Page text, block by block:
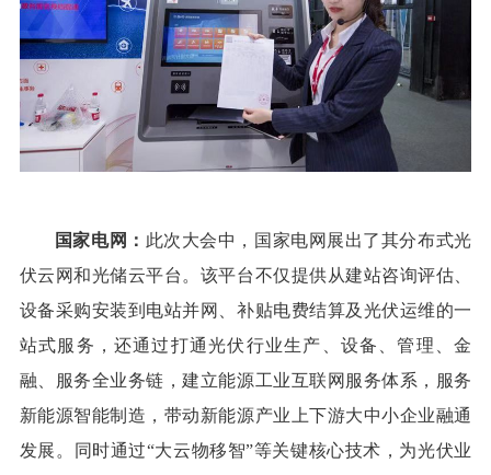
国家电网： 此次大会中，国家电网展出了其分布式光
伏云网和光储云平台。该平台不仅提供从建站咨询评估、
设备采购安装到电站并网、补贴电费结算及光伏运维的一
站式服务，还通过打通光伏行业生产、设备、管理、金
融、服务全业务链，建立能源工业互联网服务体系，服务
新能源智能制造，带动新能源产业上下游大中小企业融通
发展。同时通过“大云物移智”等关键核心技术，为光伏业